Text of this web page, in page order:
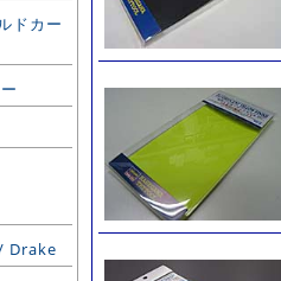
ドカー
Drake